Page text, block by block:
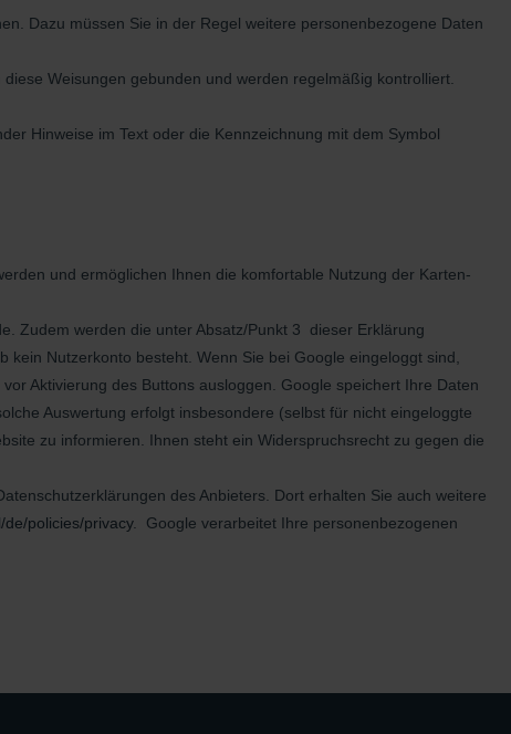
Dazu müssen Sie in der Regel weitere personenbezogene Daten
Weisungen gebunden und werden regelmäßig kontrolliert.
Hinweise im Text oder die Kennzeichnung mit dem Symbol
und ermöglichen Ihnen die komfortable Nutzung der Karten-
Zudem werden die unter Absatz/Punkt 3 dieser Erklärung
Nutzerkonto besteht. Wenn Sie bei Google eingeloggt sind,
Aktivierung des Buttons ausloggen. Google speichert Ihre Daten
Auswertung erfolgt insbesondere (selbst für nicht eingeloggte
zu informieren. Ihnen steht ein Widerspruchsrecht zu gegen die
des Anbieters. Dort erhalten Sie auch weitere
de/policies/privacy. Google verarbeitet Ihre personenbezogenen